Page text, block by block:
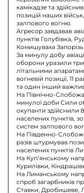
камікадзе та
позицій наших
залпового вогню.
Агресор завдавав
пунктів Голубівка,
Комишуваха
За минулу добу
оборони уразили
літальними
вогневій позиції, 11
та один інший
На Північно-
минулої доби Сили
окупанти здійснили
населених пунктів,
систем залпового
На Південно-
разів штурмував
населених пунктів
На Куп’янському
Курилівки,
На Лиманському
спроб загарбників
Ставки, Дробишеве,